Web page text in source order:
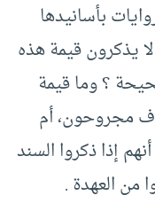
بأسانيدها
يذكرون قيمة هذه
؟ وما قيمة
مجروحون، أم
إذا ذكروا السند
من العهدة .